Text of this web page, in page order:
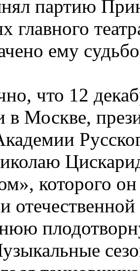
партию
главного
ему
что 12
в Москве,
которого